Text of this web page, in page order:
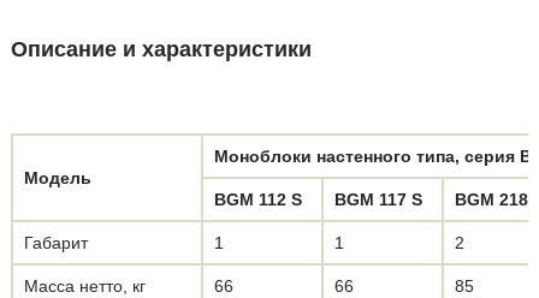
Описание и характеристики
Модель
Моноблоки настенного типа, серия
BGM 112 S BGM 117 S BGM 218
Габарит 1 1 2
Масса нетто, кг 66 66 85